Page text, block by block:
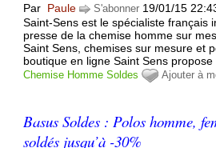
Par Paule S'abonner 19/01/15
Saint-Sens est le spécialiste français
presse de la chemise homme sur
Saint Sens, chemises sur mesure et
boutique en ligne Saint Sens propose
Chemise Homme Soldes Ajouter à
Basus Soldes : Polos homme,
soldés jusqu’à -30%